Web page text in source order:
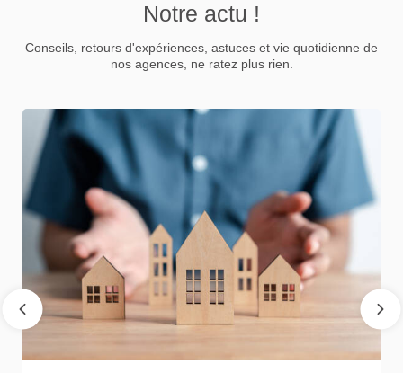
Notre actu !
Conseils, retours d'expériences, astuces et vie quotidienne de
nos agences, ne ratez plus rien.